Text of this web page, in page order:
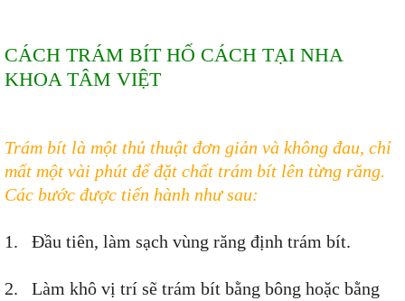
CÁCH TRÁM BÍT HỐ CÁCH TẠI NHA
KHOA TÂM VIỆT
Trám bít là một thủ thuật đơn giản và không đau, chỉ
mất một vài phút để đặt chất trám bít lên từng răng.
Các bước được tiến hành như sau:
1. Đầu tiên, làm sạch vùng răng định trám bít.
2. Làm khô vị trí sẽ trám bít bằng bông hoặc bằng